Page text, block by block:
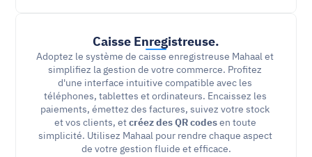
Caisse Enregistreuse.
Adoptez le système de caisse enregistreuse Mahaal et
simplifiez la gestion de votre commerce. Profitez
d'une interface intuitive compatible avec les
téléphones, tablettes et ordinateurs. Encaissez les
paiements, émettez des factures, suivez votre stock
et vos clients, et créez des QR codes en toute
simplicité. Utilisez Mahaal pour rendre chaque aspect
de votre gestion fluide et efficace.